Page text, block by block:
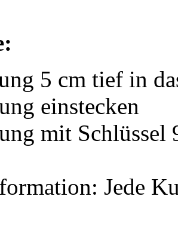
5 cm tief in
einstecken
mit Schlüssel
Jede